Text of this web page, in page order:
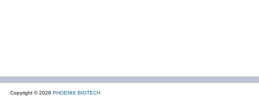
Copyright © 2026 PHOENIX BIOTECH